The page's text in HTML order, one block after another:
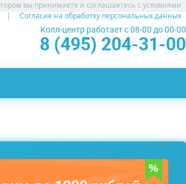
вы принимаете и соглашаетесь с условиями
Согласие на обработку персональных данных
Колл-центр работает с 08-00 до 00-00
8 (495) 204-31-00